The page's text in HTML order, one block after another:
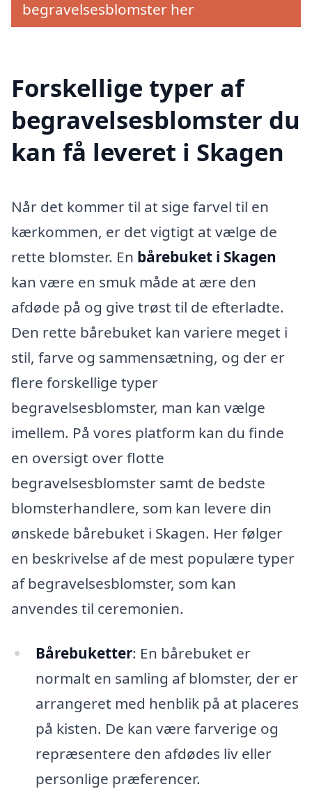
begravelsesblomster her
Forskellige typer af
begravelsesblomster du
kan få leveret i Skagen
Når det kommer til at sige farvel til en
kærkommen, er det vigtigt at vælge de
rette blomster. En bårebuket i Skagen
kan være en smuk måde at ære den
afdøde på og give trøst til de efterladte.
Den rette bårebuket kan variere meget i
stil, farve og sammensætning, og der er
flere forskellige typer
begravelsesblomster, man kan vælge
imellem. På vores platform kan du finde
en oversigt over flotte
begravelsesblomster samt de bedste
blomsterhandlere, som kan levere din
ønskede bårebuket i Skagen. Her følger
en beskrivelse af de mest populære typer
af begravelsesblomster, som kan
anvendes til ceremonien.
Bårebuketter: En bårebuket er
normalt en samling af blomster, der er
arrangeret med henblik på at placeres
på kisten. De kan være farverige og
repræsentere den afdødes liv eller
personlige præferencer.